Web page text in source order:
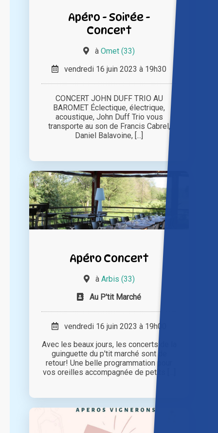
Apéro - Soirée -
Concert
à Omet (33)
vendredi 16 juin 2023 à 19h30
CONCERT JOHN DUFF TRIO AU
BAROMET Éclectique, électrique,
acoustique, John Duff Trio vous
transporte au son de Francis Cabrel,
Daniel Balavoine, [...]
Apéro Concert
à Arbis (33)
Au P'tit Marché
vendredi 16 juin 2023 à 19h00
Avec les beaux jours, les concerts de la
guinguette du p'tit marché sont de
retour! Une belle programmation pour
vos oreilles accompagnée de petits [...]